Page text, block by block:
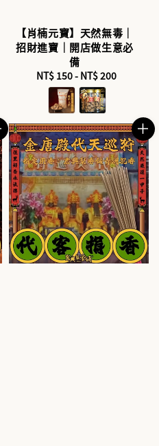
【肖楠元寶】天然無毒｜
招財進寶｜開店做生意必
備
Regular
price
NT$ 150- NT$ 200